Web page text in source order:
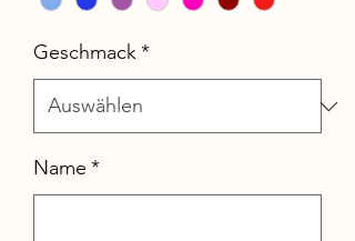
Geschmack*
Name *